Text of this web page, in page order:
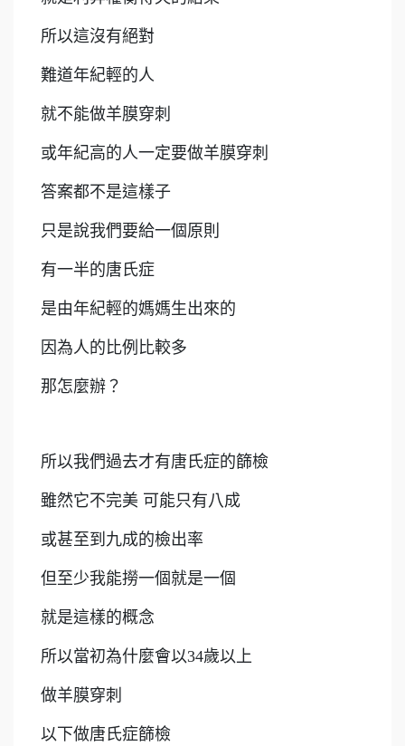
所以這沒有絕對
難道年紀輕的人
就不能做羊膜穿刺
或年紀高的人一定要做羊膜穿刺
答案都不是這樣子
只是說我們要給一個原則
有一半的唐氏症
是由年紀輕的媽媽生出來的
因為人的比例比較多
那怎麼辦？
所以我們過去才有唐氏症的篩檢
雖然它不完美 可能只有八成
或甚至到九成的檢出率
但至少我能撈一個就是一個
就是這樣的概念
所以當初為什麼會以34歲以上
做羊膜穿刺
以下做唐氏症篩檢